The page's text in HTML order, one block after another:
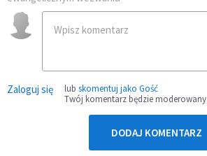
Zaloguj się lub skomentuj jako Gość
Twój komentarz będzie moderowany
DODAJ KOMENTARZ